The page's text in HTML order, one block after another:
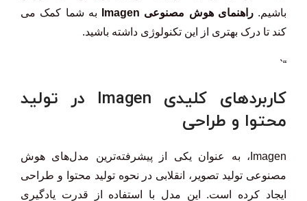
باشیم.راهنمای هوش مصنوعی Imagen
به شما کمک می
کند تا درک بهتری از این تکنولوژی داشته باشید.
“`
کاربردهای کلیدی Imagen در تولید
محتوا و طراحی
Imagen، به عنوان یکی از پیشرفته‌ترین مدل‌های هوش
مصنوعی تولید تصویر، انقلابی در نحوه تولید محتوا و طراحی
ایجاد کرده است. این مدل با استفاده از قدرت یادگیری